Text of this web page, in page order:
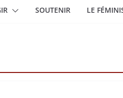
SOUTENIR LE